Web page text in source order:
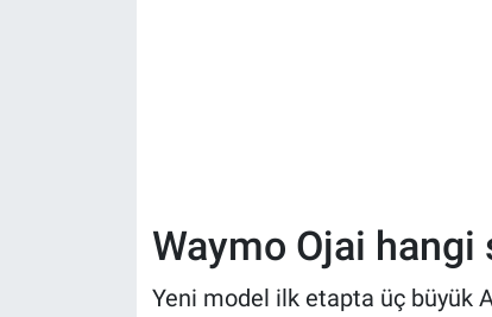
Waymo Ojai
Yeni model ilk etapta üç büyük